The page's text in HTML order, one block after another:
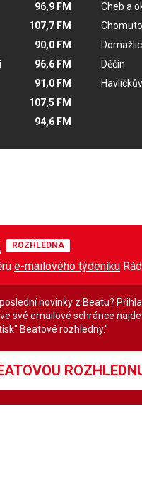
96,9 FM
107,7 FM
90,0 FM
96,6 FM
91,0 FM
107,5 FM
94,6 FM
Cheb a
Děčín
ROZHLEDNA
e-mailového týdeníku
novinky z Beatu?
své emailové schránce
Beatové rozhledny."